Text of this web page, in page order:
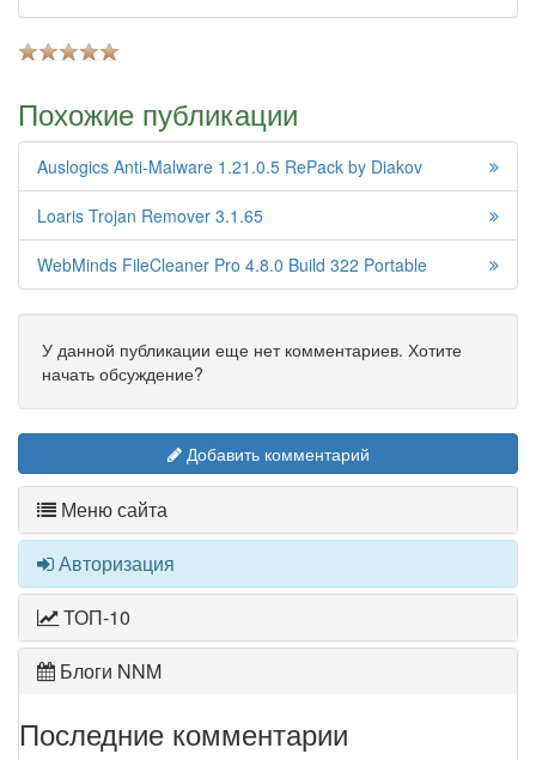
Похожие публикации
Auslogics Anti-Malware 1.21.0.5 RePack by Diakov
Loaris Trojan Remover 3.1.65
WebMinds FileCleaner Pro 4.8.0 Build 322 Portable
У данной публикации еще нет комментариев. Хотите
начать обсуждение?
Добавить комментарий
Меню сайта
Авторизация
ТОП-10
Блоги NNM
Последние комментарии